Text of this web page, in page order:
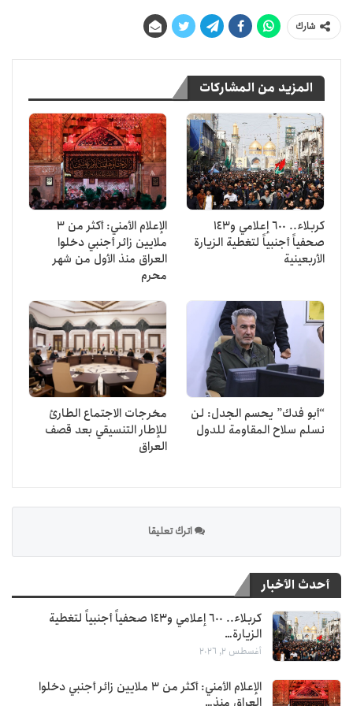
شارك
المزيد من المشاركات
كربلاء.. 600 إعلامي و143
صحفياً أجنبياً لتغطية الزيارة
الأربعينية
الإعلام الأمني: أكثر من 3
ملايين زائر أجنبي دخلوا
العراق منذ الأول من شهر
محرم
“أبو فدك” يحسم الجدل: لن
نسلم سلاح المقاومة للدول
مخرجات الاجتماع الطارئ
للإطار التنسيقي بعد قصف
العراق
اترك تعليقا
أحدث الأخبار
كربلاء.. 600 إعلامي و143 صحفياً أجنبياً لتغطية
الزيارة…
أغسطس 2, 2026
الإعلام الأمني: أكثر من 3 ملايين زائر أجنبي دخلوا